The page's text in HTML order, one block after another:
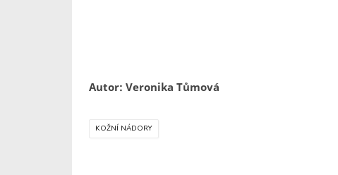
Autor: Veronika Tůmová
KOŽNÍ NÁDORY